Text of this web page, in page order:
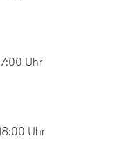
Uhr
Uhr